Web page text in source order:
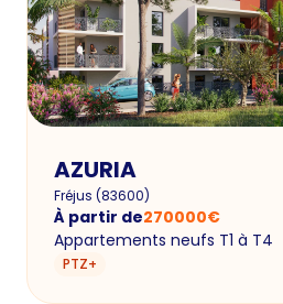
AZURIA
Fréjus (83600)
À partir de270000€
Appartements neufs T1 à T4
PTZ+